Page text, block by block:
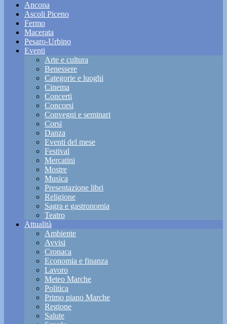
Ancona
Ascoli Piceno
Fermo
Macerata
Pesaro-Urbino
Eventi
Arte e cultura
Benessere
Categorie e luoghi
Cinema
Concerti
Concorsi
Convegni e seminari
Corsi
Danza
Eventi del mese
Festival
Mercatini
Mostre
Musica
Presentazione libri
Religione
Sagra e gastronomia
Teatro
Attualità
Ambiente
Avvisi
Cronaca
Economia e finanza
Lavoro
Meteo Marche
Politica
Primo piano Marche
Regione
Salute